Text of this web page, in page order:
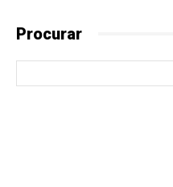
Procurar